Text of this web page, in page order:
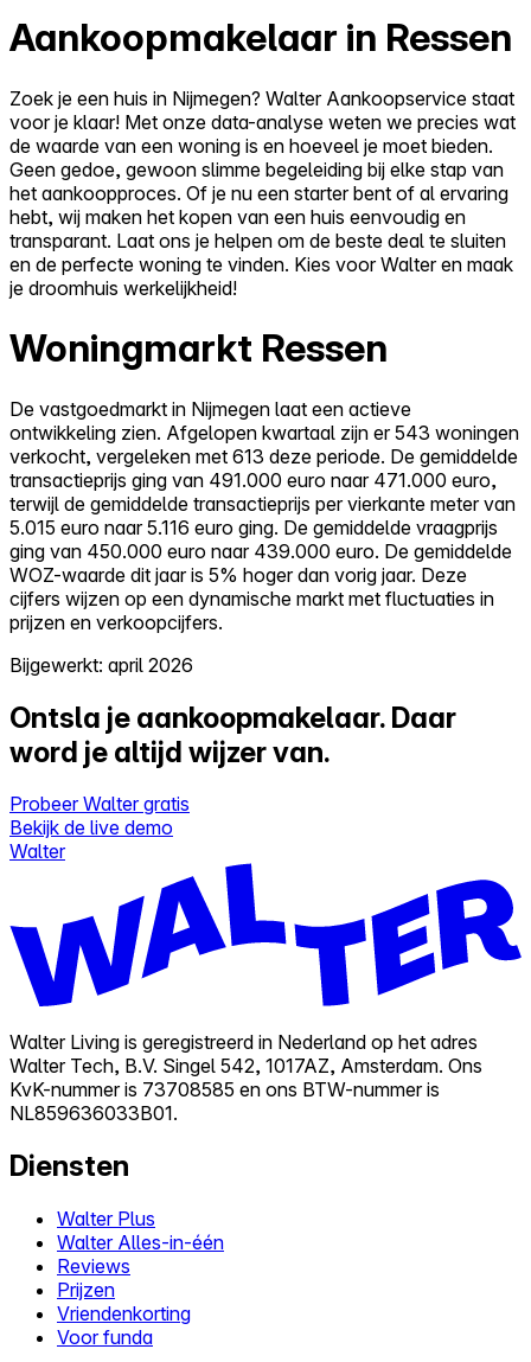
Aankoopmakelaar in Ressen
Zoek je een huis in Nijmegen? Walter Aankoopservice staat
voor je klaar! Met onze data-analyse weten we precies wat
de waarde van een woning is en hoeveel je moet bieden.
Geen gedoe, gewoon slimme begeleiding bij elke stap van
het aankoopproces. Of je nu een starter bent of al ervaring
hebt, wij maken het kopen van een huis eenvoudig en
transparant. Laat ons je helpen om de beste deal te sluiten
en de perfecte woning te vinden. Kies voor Walter en maak
je droomhuis werkelijkheid!
Woningmarkt Ressen
De vastgoedmarkt in Nijmegen laat een actieve
ontwikkeling zien. Afgelopen kwartaal zijn er 543 woningen
verkocht, vergeleken met 613 deze periode. De gemiddelde
transactieprijs ging van 491.000 euro naar 471.000 euro,
terwijl de gemiddelde transactieprijs per vierkante meter van
5.015 euro naar 5.116 euro ging. De gemiddelde vraagprijs
ging van 450.000 euro naar 439.000 euro. De gemiddelde
WOZ-waarde dit jaar is 5% hoger dan vorig jaar. Deze
cijfers wijzen op een dynamische markt met fluctuaties in
prijzen en verkoopcijfers.
Bijgewerkt: april 2026
Ontsla je aankoopmakelaar. Daar
word je altijd wijzer van.
Probeer Walter gratis
Bekijk de live demo
Walter
Walter Living is geregistreerd in Nederland op het adres
Walter Tech, B.V. Singel 542, 1017AZ, Amsterdam. Ons
KvK-nummer is 73708585 en ons BTW-nummer is
NL859636033B01.
Diensten
Walter Plus
Walter Alles-in-één
Reviews
Prijzen
Vriendenkorting
Voor funda